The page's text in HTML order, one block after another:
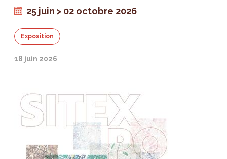
25 juin > 02 octobre 2026
Exposition
18 juin 2026